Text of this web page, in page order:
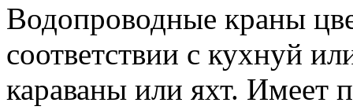
Водопроводные краны
соответствии с кухнуй
караваны или яхт. Имеет